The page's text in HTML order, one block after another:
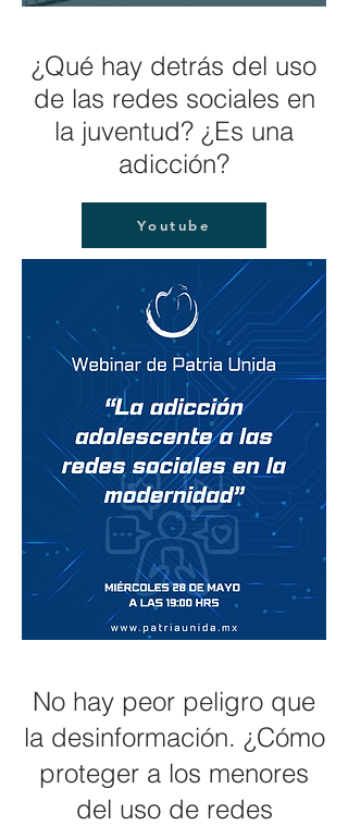
¿Qué hay detrás del uso
de las redes sociales en
la juventud? ¿Es una
adicción?
Youtube
No hay peor peligro que
la desinformación. ¿Cómo
proteger a los menores
del uso de redes